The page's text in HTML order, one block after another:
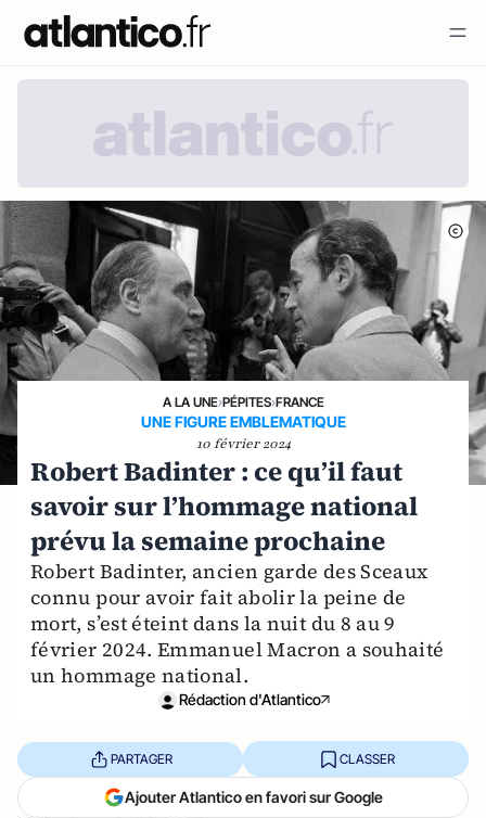
A LA UNE›PÉPITES›FRANCE
UNE FIGURE EMBLEMATIQUE
10 février 2024
Robert Badinter : ce qu’il faut
savoir sur l’hommage national
prévu la semaine prochaine
Robert Badinter, ancien garde des Sceaux
connu pour avoir fait abolir la peine de
mort, s’est éteint dans la nuit du 8 au 9
février 2024. Emmanuel Macron a souhaité
un hommage national.
Rédaction d'Atlantico
PARTAGER CLASSER
Ajouter Atlantico en favori sur Google